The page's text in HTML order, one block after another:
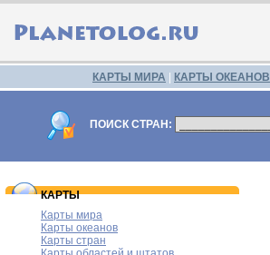
КАРТЫ МИРА КАРТЫ ОКЕАНОВ
ПОИСК СТРАН:
КАРТЫ
Карты мира
Карты океанов
Карты стран